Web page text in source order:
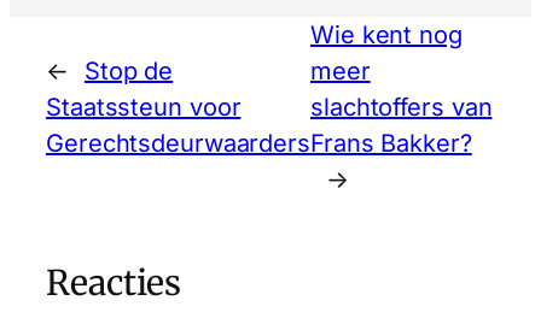
←
Stop de
Staatssteun voor
Gerechtsdeurwaarders
Wie kent nog
meer
slachtoffers van
Frans Bakker?
→
Reacties